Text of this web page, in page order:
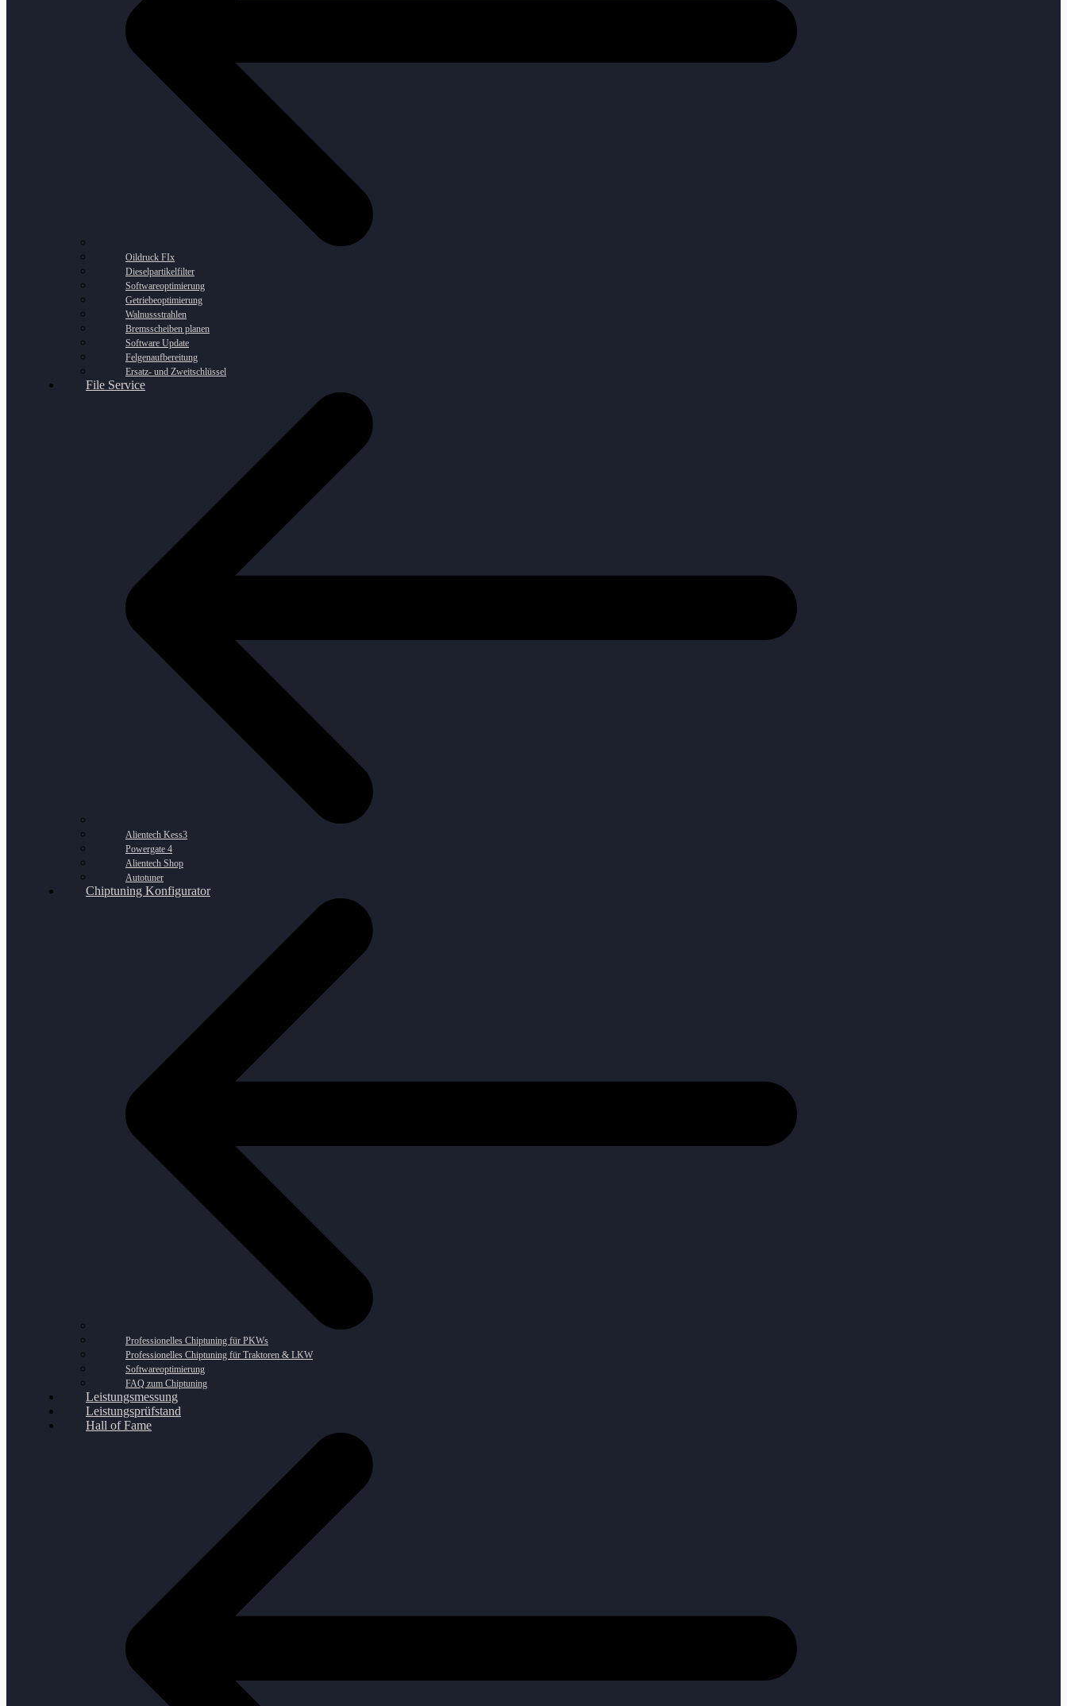
Oildruck FIx
Dieselpartikelfilter
Softwareoptimierung
Getriebeoptimierung
Walnussstrahlen
Bremsscheiben planen
Software Update
Felgenaufbereitung
Ersatz- und Zweitschlüssel
File Service
Alientech Kess3
Powergate 4
Alientech Shop
Autotuner
Chiptuning Konfigurator
Professionelles Chiptuning für PKWs
Professionelles Chiptuning für Traktoren & LKW
Softwareoptimierung
FAQ zum Chiptuning
Leistungsmessung
Leistungsprüfstand
Hall of Fame